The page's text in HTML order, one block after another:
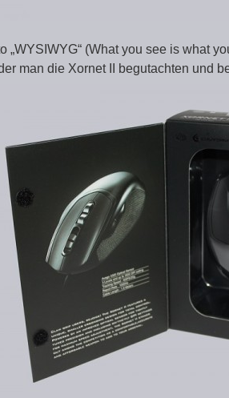
„WYSIWYG“ (What you see is what
man die Xornet II begutachten und